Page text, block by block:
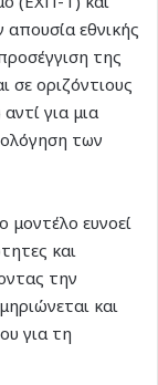
εθνικής
της
σε οριζόντιους
για μια
των
μοντέλο ευνοεί
και
την
και
για τη